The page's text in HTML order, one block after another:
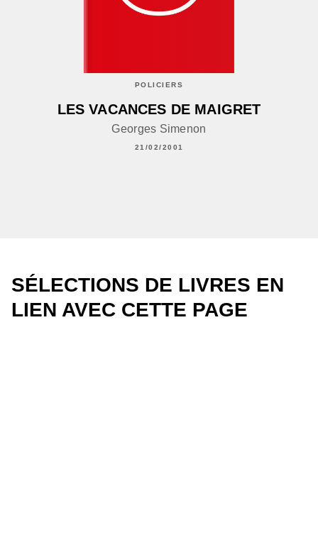
POLICIERS
LES VACANCES DE MAIGRET
Georges Simenon
21/02/2001
SÉLECTIONS DE LIVRES EN
LIEN AVEC CETTE PAGE